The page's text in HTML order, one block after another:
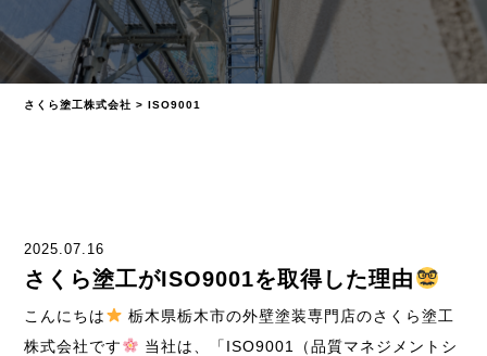
さくら塗工株式会社 >ISO9001
2025.07.16
さくら塗工がISO9001を取得した理由
こんにちは
栃木県栃木市の外壁塗装専門店のさくら塗工
株式会社です
当社は、「ISO9001（品質マネジメントシ